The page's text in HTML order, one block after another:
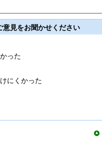
意見をお聞かせください
った
にくかった